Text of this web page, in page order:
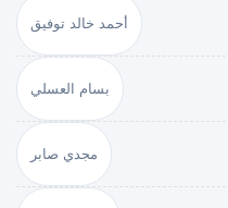
أحمد خالد توفيق
بسام العسلي
مجدي صابر